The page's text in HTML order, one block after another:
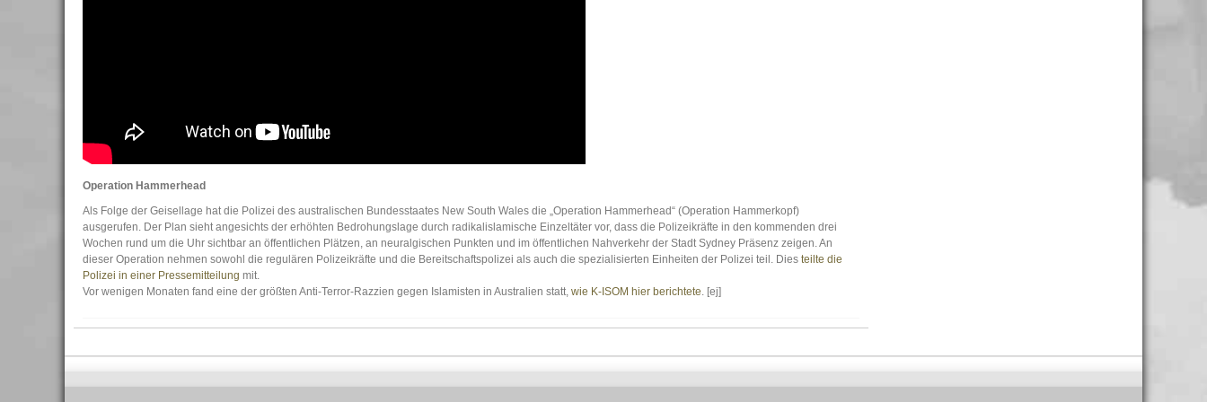
Operation Hammerhead
Als Folge der Geisellage hat die Polizei des australischen Bundesstaates New South Wales die „Operation Hammerhead“ (Operation Hammerkopf)
ausgerufen. Der Plan sieht angesichts der erhöhten Bedrohungslage durch radikalislamische Einzeltäter vor, dass die Polizeikräfte in den kommenden drei
Wochen rund um die Uhr sichtbar an öffentlichen Plätzen, an neuralgischen Punkten und im öffentlichen Nahverkehr der Stadt Sydney Präsenz zeigen. An
dieser Operation nehmen sowohl die regulären Polizeikräfte und die Bereitschaftspolizei als auch die spezialisierten Einheiten der Polizei teil. Dies teilte die
Polizei in einer Pressemitteilung mit.
Vor wenigen Monaten fand eine der größten Anti-Terror-Razzien gegen Islamisten in Australien statt, wie K-ISOM hier berichtete. [ej]